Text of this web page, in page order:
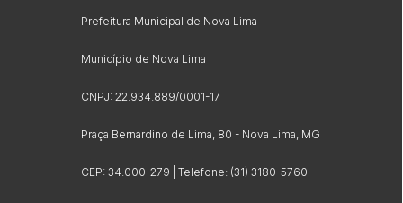
Prefeitura Municipal de Nova Lima
Município de Nova Lima
CNPJ: 22.934.889/0001-17
Praça Bernardino de Lima, 80 - Nova Lima, MG
CEP: 34.000-279 | Telefone: (31) 3180-5760